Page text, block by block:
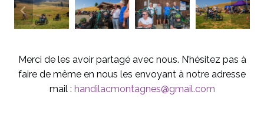
Merci de les avoir partagé avec nous. N’hésitez pas à
faire de même en nous les envoyant à notre adresse
mail : handilacmontagnes@gmail.com